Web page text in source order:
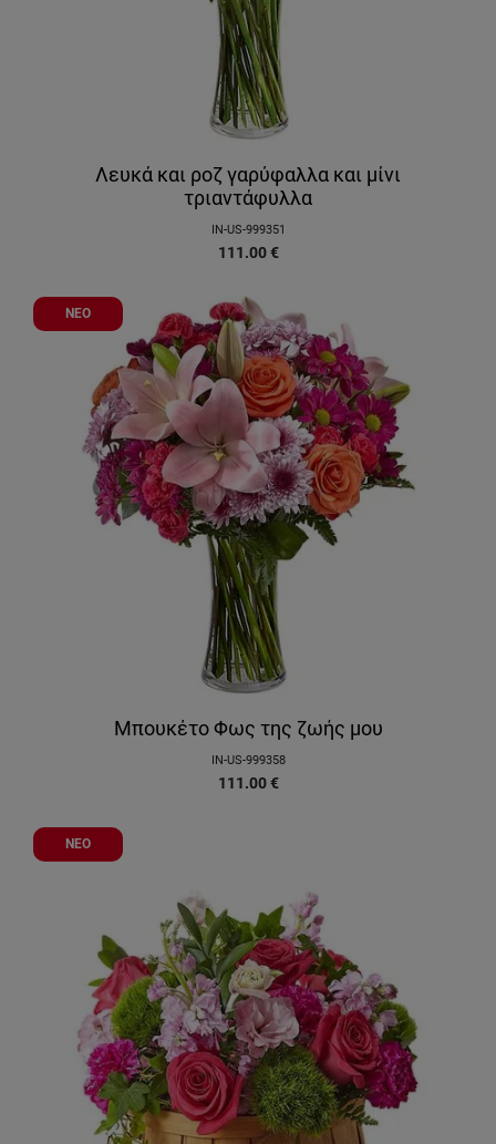
Λευκά και ροζ γαρύφαλλα και μίνι
τριαντάφυλλα
IN-US-999351
111.00 €
ΝΕΟ
Μπουκέτο Φως της ζωής μου
IN-US-999358
111.00 €
ΝΕΟ